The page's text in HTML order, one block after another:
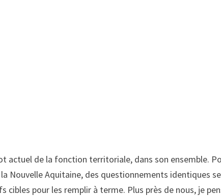
actuel de la fonction territoriale, dans son ensemble.
Nouvelle Aquitaine, des questionnements identiques se
pour les remplir à terme. Plus près de nous, je